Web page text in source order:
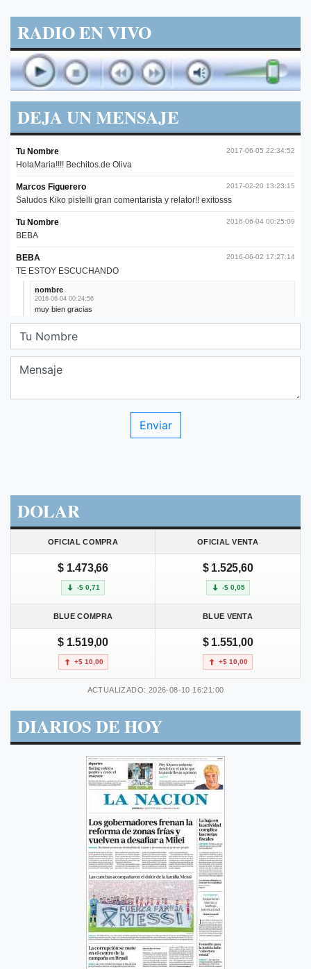
RADIO EN VIVO
DEJA UN MENSAJE
DOLAR
OFICIAL COMPRA OFICIAL VENTA
$ 1.473,66
-$ 0,71
$ 1.525,60
-$ 0,05
BLUE COMPRA BLUE VENTA
$ 1.519,00
+$ 10,00
$ 1.551,00
+$ 10,00
ACTUALIZADO: 2026-08-10 16:21:00
DIARIOS DE HOY